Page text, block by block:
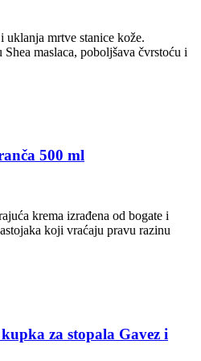
mrtve stanice kože.
maslaca, poboljšava čvrstoću i
500 ml
krema izrađena od bogate i
koji vraćaju pravu razinu
za stopala Gavez i